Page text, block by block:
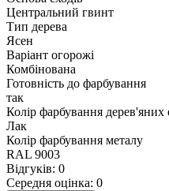
Центральний гвинт
Тип дерева
Ясен
Варіант огорожі
Комбінована
Готовність до фарбування
так
Колір фарбування дерев'яних
Лак
Колір фарбування металу
RAL 9003
Відгуків: 0
Середня оцінка: 0